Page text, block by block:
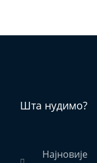
Шта нудимо?
Најновије